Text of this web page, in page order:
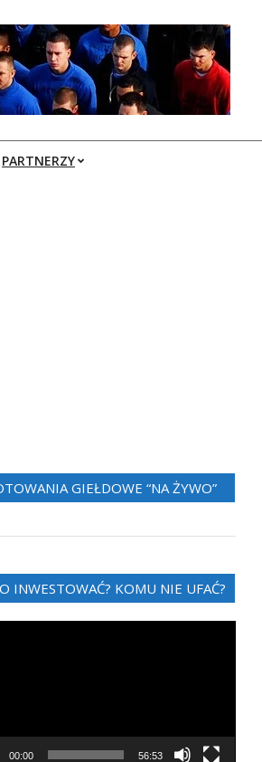
PARTNERZY
GIEŁDOWE “NA ŻYWO”
INWESTOWAĆ? KOMU NIE UFAĆ?
00:00 56:53